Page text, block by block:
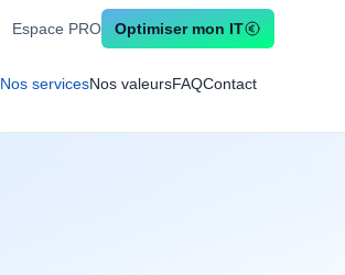
Espace PRO Optimiser mon IT
Nos servicesNos valeursFAQContact